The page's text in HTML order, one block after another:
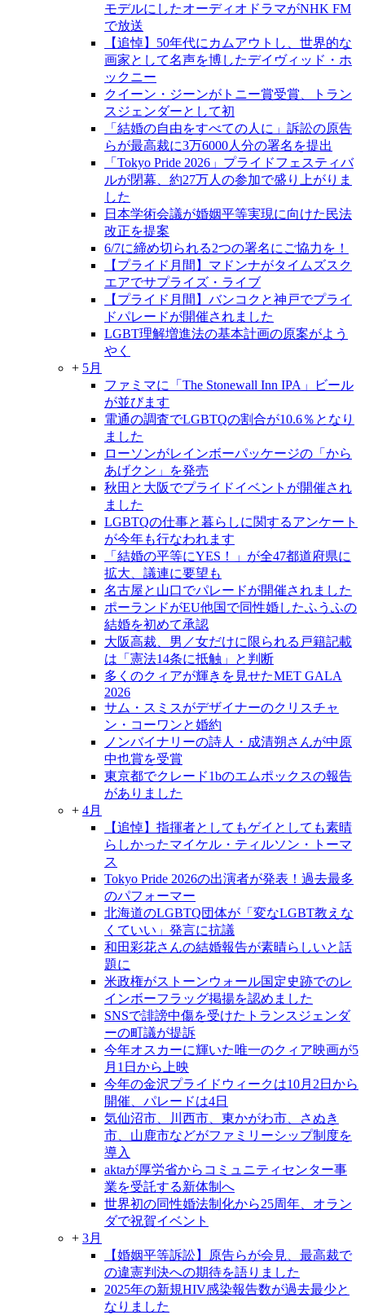
モデルにしたオーディオドラマがNHK FM
で放送
【追悼】50年代にカムアウトし、世界的な
画家として名声を博したデイヴィッド・ホ
ックニー
クイーン・ジーンがトニー賞受賞、トラン
スジェンダーとして初
「結婚の自由をすべての人に」訴訟の原告
らが最高裁に3万6000人分の署名を提出
「Tokyo Pride 2026」プライドフェスティバ
ルが閉幕、約27万人の参加で盛り上がりま
した
日本学術会議が婚姻平等実現に向けた民法
改正を提案
6/7に締め切られる2つの署名にご協力を！
【プライド月間】マドンナがタイムズスク
エアでサプライズ・ライブ
【プライド月間】バンコクと神戸でプライ
ドパレードが開催されました
LGBT理解増進法の基本計画の原案がよう
やく
+ 5月
ファミマに「The Stonewall Inn IPA」ビール
が並びます
電通の調査でLGBTQの割合が10.6％となり
ました
ローソンがレインボーパッケージの「から
あげクン」を発売
秋田と大阪でプライドイベントが開催され
ました
LGBTQの仕事と暮らしに関するアンケート
が今年も行なわれます
「結婚の平等にYES！」が全47都道府県に
拡大、議連に要望も
名古屋と山口でパレードが開催されました
ポーランドがEU他国で同性婚したふうふの
結婚を初めて承認
大阪高裁、男／女だけに限られる戸籍記載
は「憲法14条に抵触」と判断
多くのクィアが輝きを見せたMET GALA
2026
サム・スミスがデザイナーのクリスチャ
ン・コーワンと婚約
ノンバイナリーの詩人・成清朔さんが中原
中也賞を受賞
東京都でクレード1bのエムポックスの報告
がありました
+ 4月
【追悼】指揮者としてもゲイとしても素晴
らしかったマイケル・ティルソン・トーマ
ス
Tokyo Pride 2026の出演者が発表！過去最多
のパフォーマー
北海道のLGBTQ団体が「変なLGBT教えな
くていい」発言に抗議
和田彩花さんの結婚報告が素晴らしいと話
題に
米政権がストーンウォール国定史跡でのレ
インボーフラッグ掲揚を認めました
SNSで誹謗中傷を受けたトランスジェンダ
ーの町議が提訴
今年オスカーに輝いた唯一のクィア映画が5
月1日から上映
今年の金沢プライドウィークは10月2日から
開催、パレードは4日
気仙沼市、川西市、東かがわ市、さぬき
市、山鹿市などがファミリーシップ制度を
導入
aktaが厚労省からコミュニティセンター事
業を受託する新体制へ
世界初の同性婚法制化から25周年、オラン
ダで祝賀イベント
+ 3月
【婚姻平等訴訟】原告らが会見、最高裁で
の違憲判決への期待を語りました
2025年の新規HIV感染報告数が過去最少と
なりました